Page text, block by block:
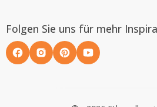
Folgen Sie uns für mehr